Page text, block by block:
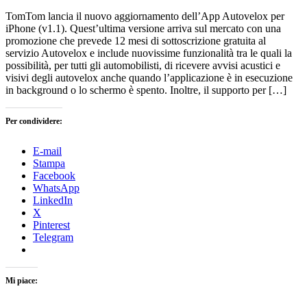
TomTom lancia il nuovo aggiornamento dell’App Autovelox per
iPhone (v1.1). Quest’ultima versione arriva sul mercato con una
promozione che prevede 12 mesi di sottoscrizione gratuita al
servizio Autovelox e include nuovissime funzionalità tra le quali la
possibilità, per tutti gli automobilisti, di ricevere avvisi acustici e
visivi degli autovelox anche quando l’applicazione è in esecuzione
in background o lo schermo è spento. Inoltre, il supporto per […]
Per condividere:
E-mail
Stampa
Facebook
WhatsApp
LinkedIn
X
Pinterest
Telegram
Mi piace: